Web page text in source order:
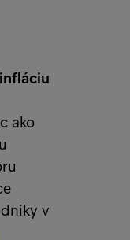
ako
v